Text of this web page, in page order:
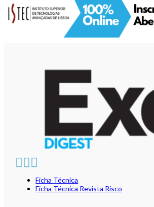
Ficha Técnica
Ficha Técnica Revista Risco